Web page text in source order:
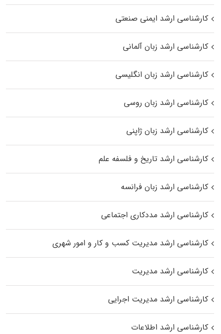
کارشناسی ارشد ایمنی صنعتی
کارشناسی ارشد زبان آلمانی
کارشناسی ارشد زبان انگلیسی
کارشناسی ارشد زبان روسی
کارشناسی ارشد زبان ژاپنی
کارشناسی ارشد تاریخ و فلسفه علم
کارشناسی ارشد زبان فرانسه
کارشناسی ارشد مددکاری اجتماعی
کارشناسی ارشد مدیریت کسب و کار و امور شهری
کارشناسی ارشد مدیریت
کارشناسی ارشد مدیریت اجرایی
کارشناسی ارشد اطلاعات